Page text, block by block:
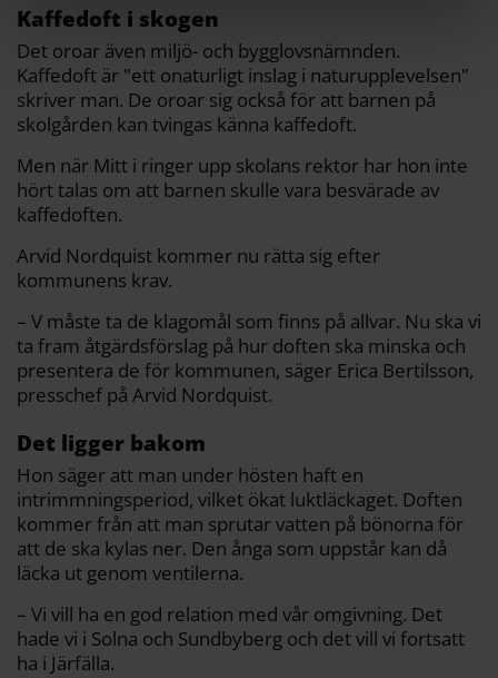
”någonting”, utan att nödvändigtvis veta vad.
4–5 le/m³ (Rekognitionströskeln): Här är lukten
så pass tydlig att de flesta kan identifiera att det
faktiskt luktar kaffe.
0,2–0,5 le/m³: Denna nivå anses i vanliga fall vara
i stort sett luktfri.
Källa: Afry
Kaffedoft i skogen
Det oroar även miljö- och bygglovsnämnden.
Kaffedoft är "ett onaturligt inslag i naturupplevelsen"
skriver man. De oroar sig också för att barnen på
skolgården kan tvingas känna kaffedoft.
Men när Mitt i ringer upp skolans rektor har hon inte
hört talas om att barnen skulle vara besvärade av
kaffedoften.
Arvid Nordquist kommer nu rätta sig efter
kommunens krav.
– V måste ta de klagomål som finns på allvar. Nu ska vi
ta fram åtgärdsförslag på hur doften ska minska och
presentera de för kommunen, säger Erica Bertilsson,
presschef på Arvid Nordquist.
Det ligger bakom
Hon säger att man under hösten haft en
intrimmningsperiod, vilket ökat luktläckaget. Doften
kommer från att man sprutar vatten på bönorna för
att de ska kylas ner. Den ånga som uppstår kan då
läcka ut genom ventilerna.
– Vi vill ha en god relation med vår omgivning. Det
hade vi i Solna och Sundbyberg och det vill vi fortsatt
ha i Järfälla.